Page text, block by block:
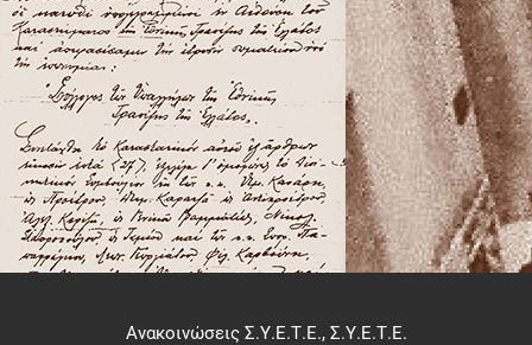
Ανακοινώσεις Σ.Υ.Ε.Τ.Ε., Σ.Υ.Ε.Τ.Ε.